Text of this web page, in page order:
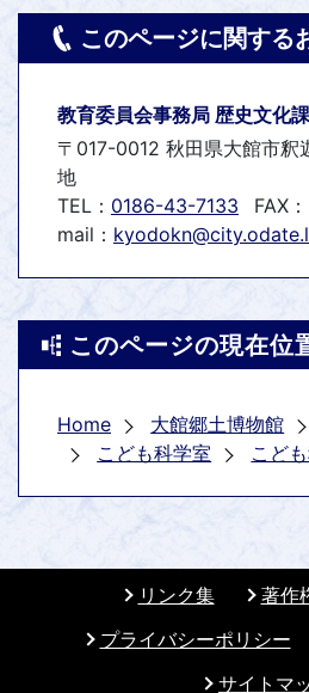
このページに関する
教育委員会事務局 歴史文化
〒017-0012 秋田県大館市釈
地
TEL： 0186-43-7133 FAX
mail：
このページの現在位
Home 大館郷土博物館
こども科学室
こど
リンク集
著作
プライバシーポリシー
サイトマ